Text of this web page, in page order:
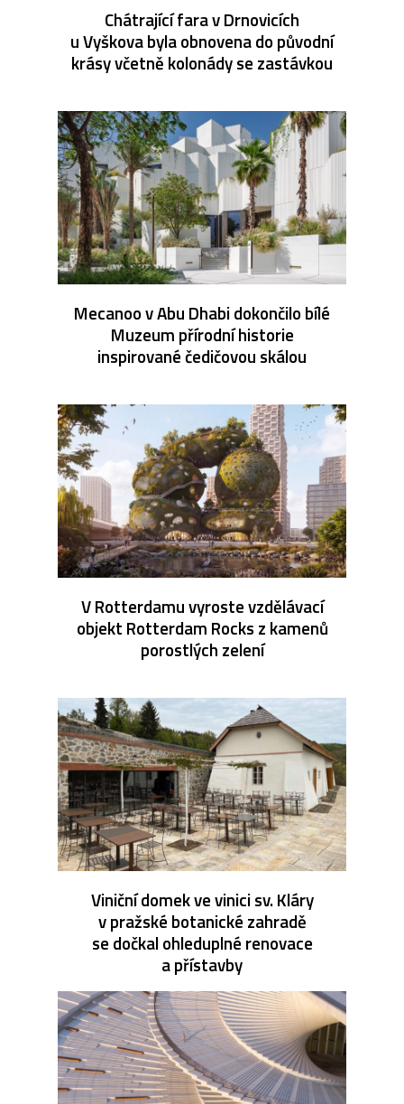
Chátrající fara v Drnovicích
u Vyškova byla obnovena do původní
krásy včetně kolonády se zastávkou
Mecanoo v Abu Dhabi dokončilo bílé
Muzeum přírodní historie
inspirované čedičovou skálou
V Rotterdamu vyroste vzdělávací
objekt Rotterdam Rocks z kamenů
porostlých zelení
Viniční domek ve vinici sv. Kláry
v pražské botanické zahradě
se dočkal ohleduplné renovace
a přístavby